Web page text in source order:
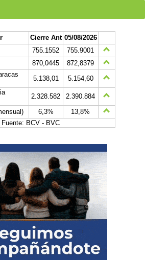
Cierre Ant 05/08/2026
755.1552
755.9001
870,0445
872,8379
5.138,01
5.154,60
2.328.582
2.390.884
6,3%
13,8%
Fuente: BCV - BVC